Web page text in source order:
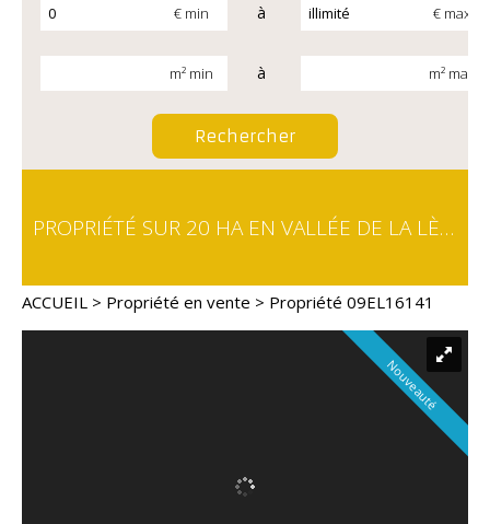
€ min à € max
m² min à m² max
PROPRIÉTÉ SUR 20 HA EN VALLÉE DE LA LÈZE
ACCUEIL > Propriété en vente > Propriété 09EL16141
Nouveauté